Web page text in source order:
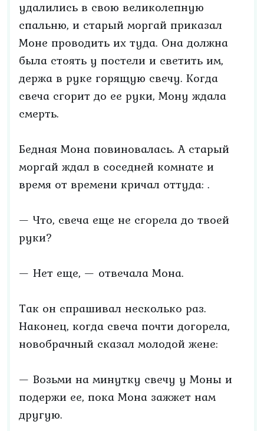
удалились в свою великолепную
спальню, и старый моргай приказал
Моне проводить их туда. Она должна
была стоять у постели и светить им,
держа в руке горящую свечу. Когда
свеча сгорит до ее руки, Мону ждала
смерть.
Бедная Мона повиновалась. А старый
моргай ждал в соседней комнате и
время от времени кричал оттуда: .
— Что, свеча еще не сгорела до твоей
руки?
— Нет еще, — отвечала Мона.
Так он спрашивал несколько раз.
Наконец, когда свеча почти догорела,
новобрачный сказал молодой жене:
— Возьми на минутку свечу у Моны и
подержи ее, пока Мона зажжет нам
другую.